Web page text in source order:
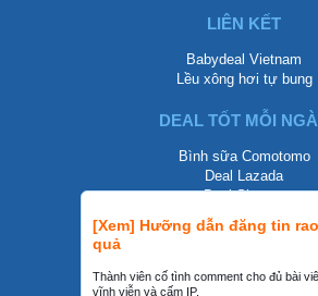
[Xem] Hưỡng dẫn đăng tin
quả
Thành viên cố tình comment cho đủ bài
vĩnh viễn và cấm IP.
LIÊN KẾT
Babydeal Vietnam
Lều xông hơi tự bung
DEAL TỐT MỖI
Bình sữa Comotomo
Deal Lazada
Deal Shopee
LIÊN HỆ
0858002468